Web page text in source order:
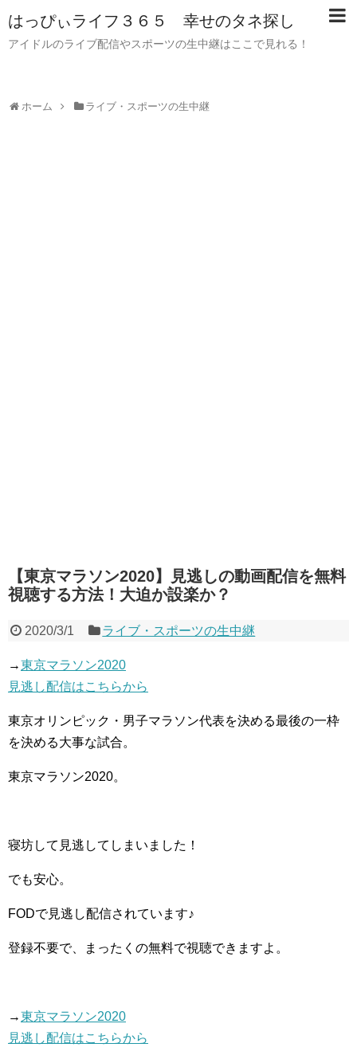
はっぴぃライフ３６５ 幸せのタネ探し
アイドルのライブ配信やスポーツの生中継はここで見れる！
ホーム ライブ・スポーツの生中継
【東京マラソン2020】見逃しの動画配信を無料
視聴する方法！大迫か設楽か？
2020/3/1 ライブ・スポーツの生中継
→東京マラソン2020
見逃し配信はこちらから
東京オリンピック・男子マラソン代表を決める最後の一枠
を決める大事な試合。
東京マラソン2020。
寝坊して見逃してしまいました！
でも安心。
FODで見逃し配信されています♪
登録不要で、まったくの無料で視聴できますよ。
→東京マラソン2020
見逃し配信はこちらから